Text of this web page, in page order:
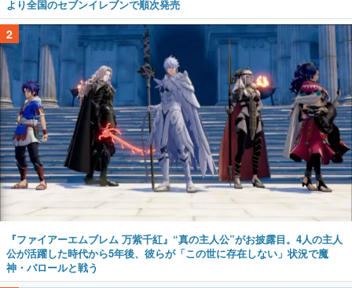
より全国のセブンイレブンで順次発売
2
『ファイアーエムブレム 万紫千紅』“真の主人公”がお披露目。4人の主人
公が活躍した時代から5年後、彼らが「この世に存在しない」状況で魔
神・バロールと戦う